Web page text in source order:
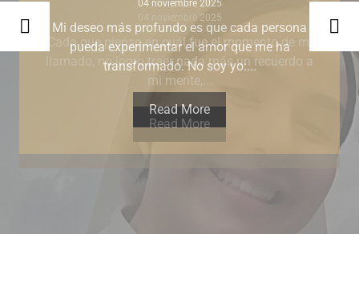
04 noviembre 2025
Cada que pienso en cuál fue el momento de mi
llamado, no logro traer nada más un recuerdo a
mi mente,...
Read More